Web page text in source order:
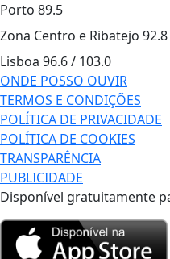
Porto 89.5
Zona Centro e Ribatejo 92.8
Lisboa 96.6 / 103.0
ONDE POSSO OUVIR
TERMOS E CONDIÇÕES
POLÍTICA DE PRIVACIDADE
POLÍTICA DE COOKIES
TRANSPARÊNCIA
PUBLICIDADE
Disponível gratuitamente